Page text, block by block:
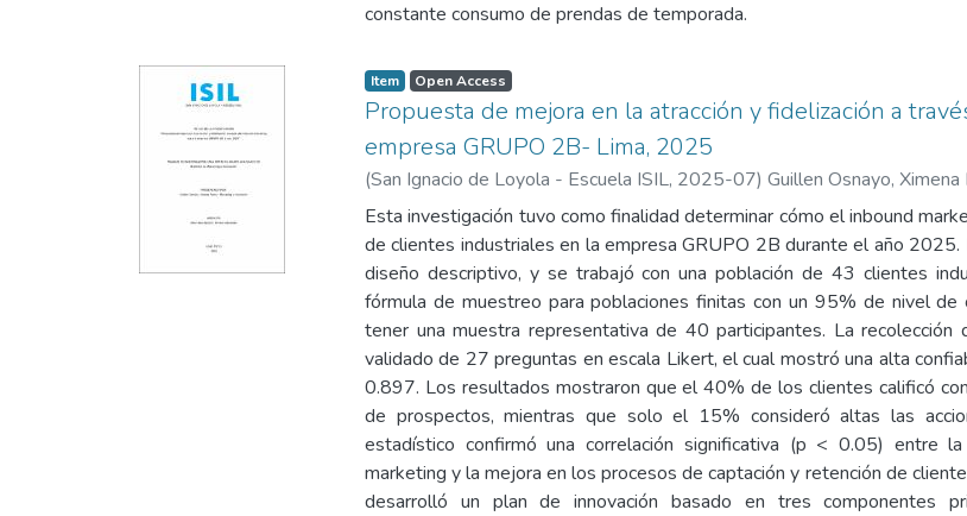
constante consumo de prendas de temporada.
Item type:
Item, Access status:
Open Access
Propuesta de mejora en la atracción y fidelización a
empresa GRUPO 2B- Lima, 2025
(San Ignacio de Loyola - Escuela ISIL, 2025-07) Guillen Osnayo, Ximena
Esta investigación tuvo como finalidad determinar cómo el inbound
de clientes industriales en la empresa GRUPO 2B durante el año
diseño descriptivo, y se trabajó con una población de 43 clientes
fórmula de muestreo para poblaciones finitas con un 95% de nivel
tener una muestra representativa de 40 participantes. La
validado de 27 preguntas en escala Likert, el cual mostró una alta
0.897. Los resultados mostraron que el 40% de los clientes calificó
de prospectos, mientras que solo el 15% consideró altas las
estadístico confirmó una correlación significativa (p < 0.05) entre
marketing y la mejora en los procesos de captación y retención de
desarrolló un plan de innovación basado en tres componentes